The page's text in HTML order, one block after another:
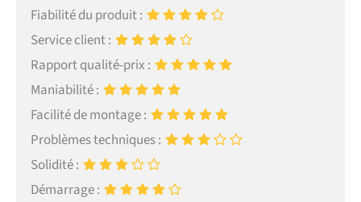
Fiabilité du produit :
Service client :
Rapport qualité-prix :
Maniabilité :
Facilité de montage :
Problèmes techniques :
Solidité :
Démarrage :